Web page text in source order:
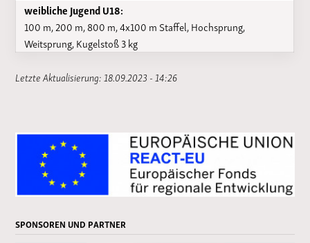
weibliche Jugend U18:
100 m, 200 m, 800 m, 4x100 m Staffel, Hochsprung,
Weitsprung, Kugelstoß 3 kg
Letzte Aktualisierung: 18.09.2023 - 14:26
SPONSOREN UND PARTNER